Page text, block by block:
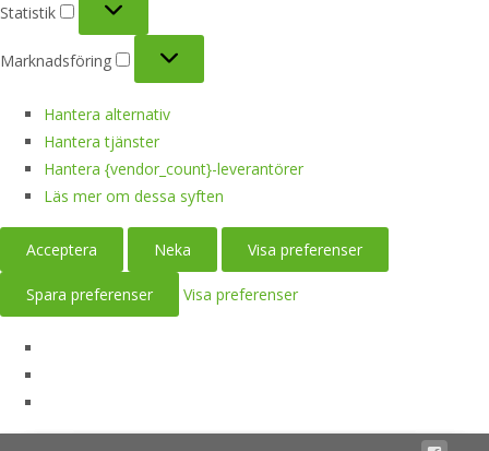
Statistik
Marknadsföring
Hantera alternativ
Hantera tjänster
Hantera {vendor_count}-leverantörer
Läs mer om dessa syften
Acceptera Neka Visa preferenser
Spara preferenser Visa preferenser